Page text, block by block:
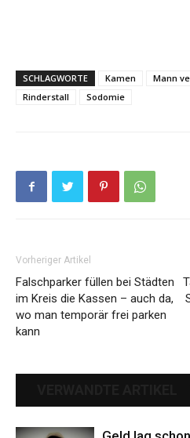
SCHLAGWORTE Kamen
Mann
Rinderstall
Sodomie
Vorheriger Artikel
Falschparker füllen bei Städten
im Kreis die Kassen – auch da,
wo man temporär frei parken
kann